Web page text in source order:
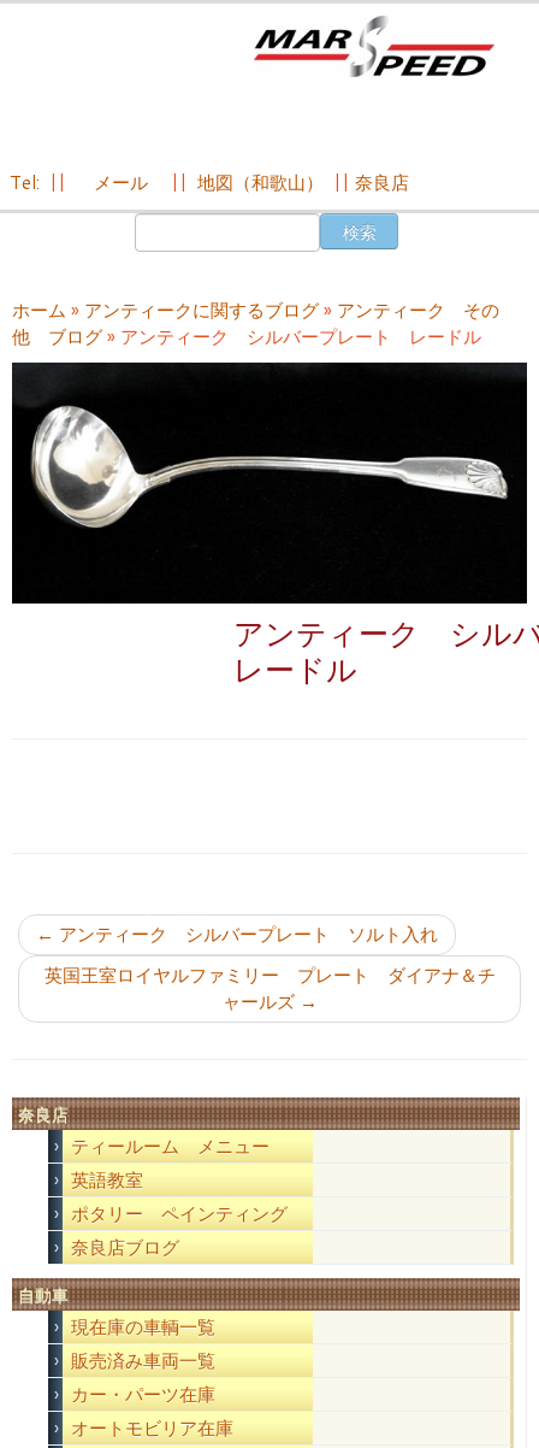
ン
ツ
へ
キ
Tel: メール 地図（和歌山） 奈良店
ホーム » アンティークに関するブログ» アンティーク その
他 ブログ» アンティーク シルバープレート レードル
アンティーク シル
レードル
← アンティーク シルバープレート ソルト入れ
英国王室ロイヤルファミリー プレート ダイアナ＆チ
ャールズ →
奈良店
ティールーム メニュー
英語教室
ポタリー ペインティング
奈良店ブログ
自動車
現在庫の車輌一覧
販売済み車両一覧
カー・パーツ在庫
オートモビリア在庫